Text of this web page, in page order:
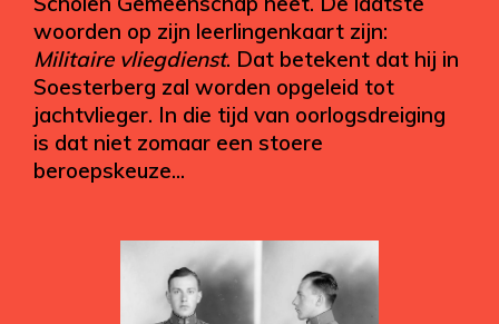
woorden op zijn leerlingenkaart zijn:
Militaire vliegdienst. Dat betekent dat hij in
Soesterberg zal worden opgeleid tot
jachtvlieger. In die tijd van oorlogsdreiging
is dat niet zomaar een stoere
beroepskeuze...